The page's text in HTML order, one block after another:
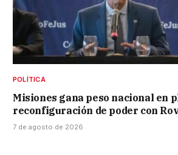
POLÍTICA
Misiones gana peso nacional en
reconfiguración de poder con
7 de agosto de 2026